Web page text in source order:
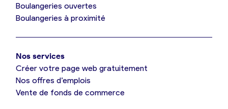
Je référence ma boulangerie (gratuit)
Offres d’emploi
Boulangeries ouvertes
Boulangeries à proximité
Nos services
Créer votre page web gratuitement
Nos offres d’emplois
Vente de fonds de commerce